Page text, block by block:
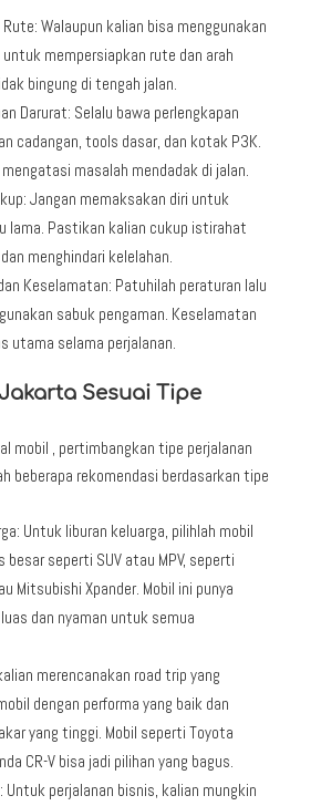
Rute: Walaupun kalian bisa menggunakan
untuk mempersiapkan rute dan arah
bingung di tengah jalan.
Darurat: Selalu bawa perlengkapan
cadangan, tools dasar, dan kotak P3K.
masalah mendadak di jalan.
Jangan memaksakan diri untuk
lama. Pastikan kalian cukup istirahat
menghindari kelelahan.
Keselamatan: Patuhilah peraturan lalu
sabuk pengaman. Keselamatan
utama selama perjalanan.
Sesuai Tipe
mobil , pertimbangkan tipe perjalanan
beberapa rekomendasi berdasarkan tipe
Untuk liburan keluarga, pilihlah mobil
seperti SUV atau MPV, seperti
Mitsubishi Xpander. Mobil ini punya
dan nyaman untuk semua
merencanakan road trip yang
dengan performa yang baik dan
yang tinggi. Mobil seperti Toyota
CR-V bisa jadi pilihan yang bagus.
Untuk perjalanan bisnis, kalian mungkin